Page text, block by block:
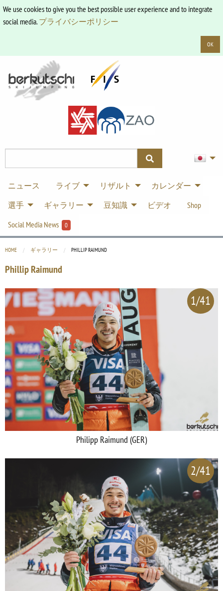
We use cookies to give you the best possible user experience and to integrate
social media.プライバシーポリシー
OK
ニュース ライブ リザルト
カレンダー
選手
ギャラリー 豆知識 ビデオ
Shop
Social Media News
0
HOME ギャラリー CURRENT:
PHILLIP RAIMUND
Phillip Raimund
1/41
Philipp Raimund (GER)
2/41